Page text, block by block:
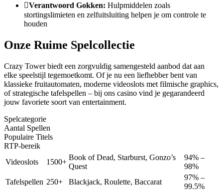
Verantwoord Gokken: Hulpmiddelen zoals
stortingslimieten en zelfuitsluiting helpen je om controle te
houden
Onze Ruime Spelcollectie
Crazy Tower biedt een zorgvuldig samengesteld aanbod dat aan
elke speelstijl tegemoetkomt. Of je nu een liefhebber bent van
klassieke fruitautomaten, moderne videoslots met filmische graphics,
of strategische tafelspellen – bij ons casino vind je gegarandeerd
jouw favoriete soort van entertainment.
Spelcategorie
Aantal Spellen
Populaire Titels
RTP-bereik
Videoslots
1500+
Book of Dead, Starburst, Gonzo’s
Quest
94% –
98%
Tafelspellen 250+ Blackjack, Roulette, Baccarat
97% –
99.5%